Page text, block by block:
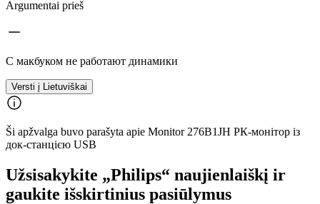
Argumentai prieš
С макбуком не работают динамики
Versti į Lietuviškai
Ši apžvalga buvo parašyta apie Monitor 276B1JH РК-монітор із
док-станцією USB
Užsisakykite „Philips“ naujienlaiškį ir
gaukite išskirtinius pasiūlymus